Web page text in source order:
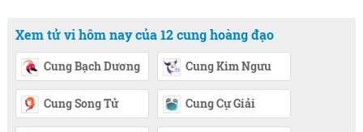
Xem tử vi hôm nay của 12 cung hoàng đạo
Cung Bạch Dương Cung Kim Ngưu
Cung Song Tử Cung Cự Giải